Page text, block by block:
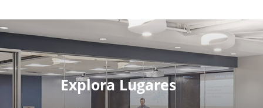
Explora Lugares